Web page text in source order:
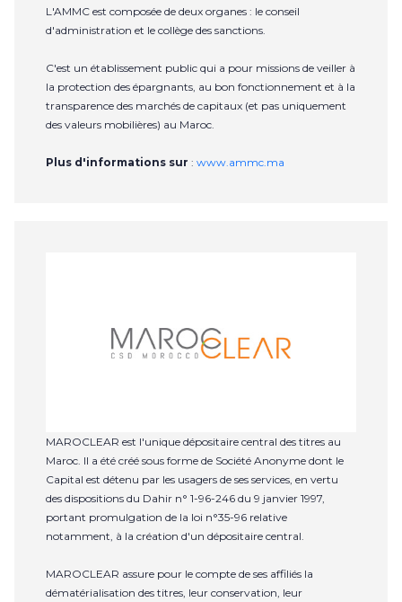
L'AMMC est composée de deux organes : le conseil
d'administration et le collège des sanctions.
C'est un établissement public qui a pour missions de veiller à
la protection des épargnants, au bon fonctionnement et à la
transparence des marchés de capitaux (et pas uniquement
des valeurs mobilières) au Maroc.
Plus d'informations sur : www.ammc.ma
MAROCLEAR est l'unique dépositaire central des titres au
Maroc. Il a été créé sous forme de Société Anonyme dont le
Capital est détenu par les usagers de ses services, en vertu
des dispositions du Dahir n° 1-96-246 du 9 janvier 1997,
portant promulgation de la loi n°35-96 relative
notamment, à la création d'un dépositaire central.
MAROCLEAR assure pour le compte de ses affiliés la
dématérialisation des titres, leur conservation, leur